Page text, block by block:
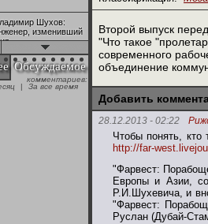
Шухов:
изменивший
Коц" на
фесте "Не
Обсуждаемое
комментариев:
| За все время
Второй выпуск
"Что такое
современного
объединение
Добавить
28.12.2013 - 02:22
Чтобы понять, кто
http://far-
"Фарвест:
Европы и Азии,
Р.И.Шухевича, и
"Фарвест:
Руслан (Дубай-